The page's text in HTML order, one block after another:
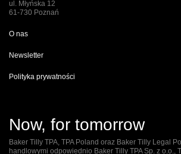
ul. Młyńska 12
61-730 Poznań
O nas
Newsletter
Polityka prywatności
Now, for tomorrow
Baker Tilly TPA, TPA Poland oraz Baker Tilly Legal
handlowymi odpowiednio Baker Tilly TPA Sp. z o.o.,